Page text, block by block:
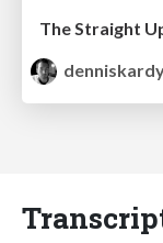
The Straight